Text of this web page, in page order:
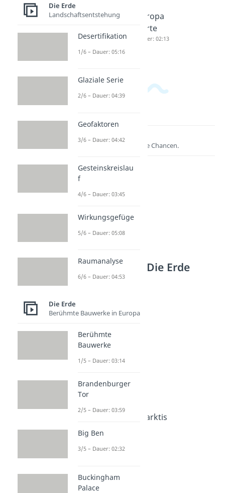
Alle
Europas
Dauer: 03:44
Wie viele
gibt es?
Dauer: 04:07
Europa
Karte
Dauer: 02:13
Lernen lohnt sich!
Entdecke hier deine Chancen.
Weitere Inhalte: Die Erde
Besondere Regionen
Dauer: 03:55
Polarkreis
Eiswüste
Dauer: 04:51
Dauer: 04:53
Dauer: 03:05
Steppe
Dauer: 02:58
Unterschied Arktis Antarktis
Die Erde
Landschaftsentstehung
Desertifikation
1/6 – Dauer: 05:16
Glaziale Serie
2/6 – Dauer: 04:39
Geofaktoren
3/6 – Dauer: 04:42
Gesteinskreislau
f
4/6 – Dauer: 03:45
Wirkungsgefüge
5/6 – Dauer: 05:08
Raumanalyse
6/6 – Dauer: 04:53
Die Erde
Berühmte Bauwerke in Europa
Berühmte
Bauwerke
1/5 – Dauer: 03:14
Brandenburger
Tor
2/5 – Dauer: 03:59
Big Ben
3/5 – Dauer: 02:32
Buckingham
Palace